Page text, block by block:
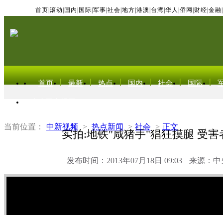
首页 滚动 国内 国际 军事 社会 地方 港澳 台湾 华人 侨网 财经 金融
首页 最新 热点 国内 社会 国际
当前位置： 中新视频 > 热点新闻 > 社会 > 正文
实拍:地铁"咸猪手"猖狂摸腿 受害
发布时间：2013年07月18日 09:03 来源：中